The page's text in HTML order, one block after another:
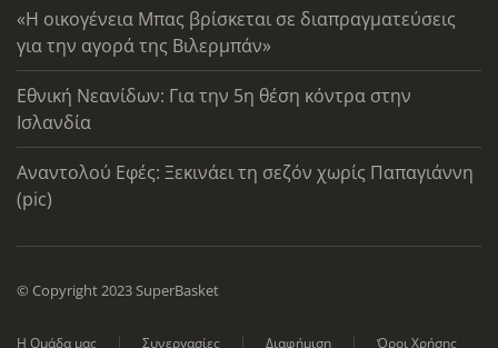
«Η οικογένεια Μπας βρίσκεται σε διαπραγματεύσεις
για την αγορά της Βιλερμπάν»
Εθνική Νεανίδων: Για την 5η θέση κόντρα στην
Ισλανδία
Αναντολού Εφές: Ξεκινάει τη σεζόν χωρίς Παπαγιάννη
(pic)
© Copyright 2023 SuperBasket
Η Ομάδα μας Συνεργασίες Διαφήμιση Όροι Χρήσης